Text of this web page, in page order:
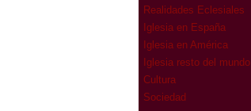
Realidades Eclesiales
Iglesia en España
Iglesia en América
Iglesia resto del mundo
Cultura
Sociedad